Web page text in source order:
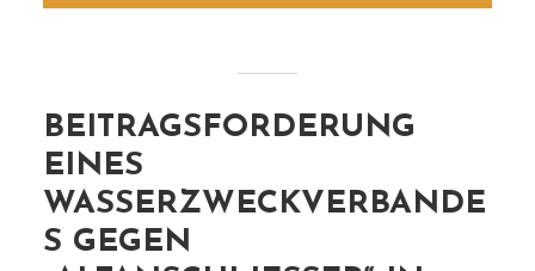
BEITRAGSFORDERUNG
EINES
WASSERZWECKVERBANDE
S GEGEN